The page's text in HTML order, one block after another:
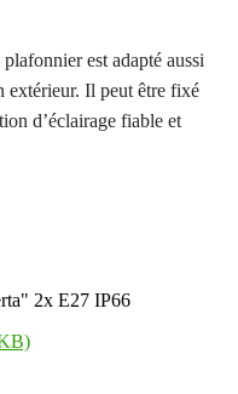
est adapté aussi
extérieur. Il peut être fixé
d’éclairage fiable et
2x E27 IP66